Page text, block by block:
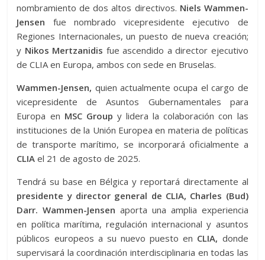
nombramiento de dos altos directivos. Niels Wammen-
Jensen fue nombrado vicepresidente ejecutivo de
Regiones Internacionales, un puesto de nueva creación;
y Nikos Mertzanidis fue ascendido a director ejecutivo
de CLIA en Europa, ambos con sede en Bruselas.
Wammen-Jensen, quien actualmente ocupa el cargo de
vicepresidente de Asuntos Gubernamentales para
Europa en MSC Group y lidera la colaboración con las
instituciones de la Unión Europea en materia de políticas
de transporte marítimo, se incorporará oficialmente a
CLIA el 21 de agosto de 2025.
Tendrá su base en Bélgica y reportará directamente al
presidente y director general de CLIA, Charles (Bud)
Darr. Wammen-Jensen aporta una amplia experiencia
en política marítima, regulación internacional y asuntos
públicos europeos a su nuevo puesto en CLIA, donde
supervisará la coordinación interdisciplinaria en todas las